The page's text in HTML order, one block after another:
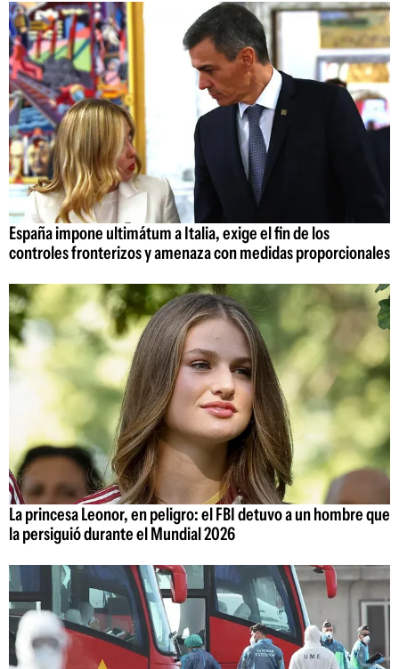
España impone ultimátum a Italia, exige el fin de los
controles fronterizos y amenaza con medidas proporcionales
La princesa Leonor, en peligro: el FBI detuvo a un hombre que
la persiguió durante el Mundial 2026